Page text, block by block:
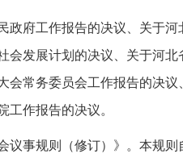
政府工作报告的决议、关于河
会发展计划的决议、关于河北
会常务委员会工作报告的决
工作报告的决议。
事规则（修订）》。本规则